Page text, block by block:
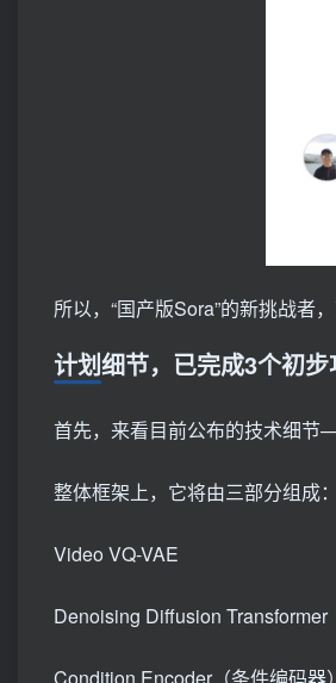
所以，“国产版Sora”的新挑战者
计划细节，已完成3个初步
首先，来看目前公布的技术细节
整体框架上，它将由三部分组成：
Video VQ-VAE
Denoising Diffusion Transformer